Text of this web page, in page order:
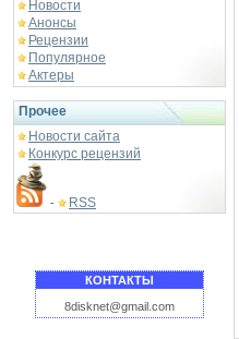
Новости
Анонсы
Рецензии
Популярное
Актеры
Прочее
Новости сайта
Конкурс рецензий
- RSS
КОНТАКТЫ
8disknet@gmail.com